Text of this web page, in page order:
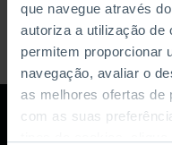
que navegue através
autoriza a utilização de
permitem proporcionar
navegação, avaliar o
as melhores ofertas de
com as suas